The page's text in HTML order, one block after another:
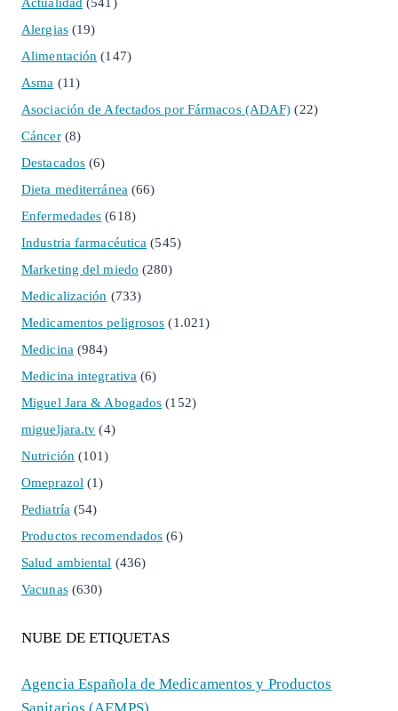
Alergias(19)
Alimentación (147)
Asma (11)
Asociación de Afectados por Fármacos (ADAF) (22)
Cáncer(8)
Destacados (6)
Dieta mediterránea (66)
Enfermedades (618)
Industria farmacéutica (545)
Marketing del miedo (280)
Medicalización (733)
Medicamentos peligrosos (1.021)
Medicina (984)
Medicina integrativa (6)
Miguel Jara & Abogados (152)
migueljara.tv (4)
Nutrición (101)
Omeprazol (1)
Pediatría (54)
Productos recomendados (6)
Salud ambiental (436)
Vacunas(630)
NUBE DE ETIQUETAS
Agencia Española de Medicamentos y Productos